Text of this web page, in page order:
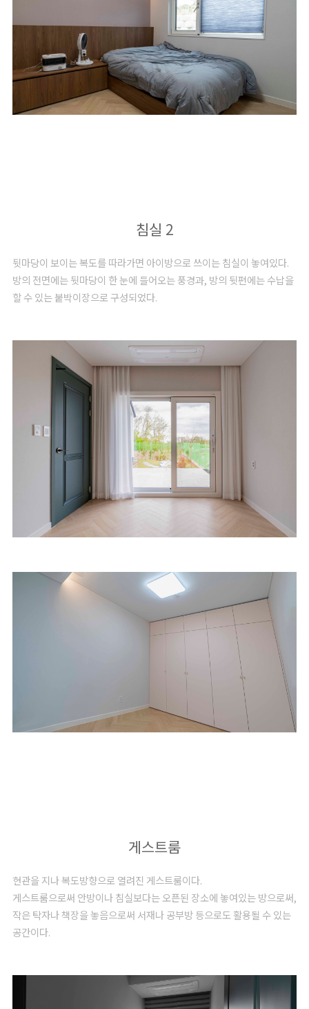
침실 2
뒷마당이 보이는 복도를 따라가면 아이방으로 쓰이는 침실이 놓여있다.
방의 전면에는 뒷마당이 한 눈에 들어오는 풍경과, 방의 뒷편에는 수납을
할 수 있는 붙박이장으로 구성되었다.
게스트룸
현관을 지나 복도방향으로 열려진 게스트룸이다.
게스트룸으로써 안방이나 침실보다는 오픈된 장소에 놓여있는 방으로써,
작은 탁자나 책장을 놓음으로써 서재나 공부방 등으로도 활용될 수 있는
공간이다.